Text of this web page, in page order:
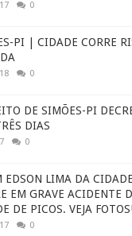
0
PI | CIDADE CORRE
0
DE SIMÕES-PI
DIAS
0
EDSON LIMA DA
EM GRAVE ACIDENTE
DE PICOS. VEJA
0